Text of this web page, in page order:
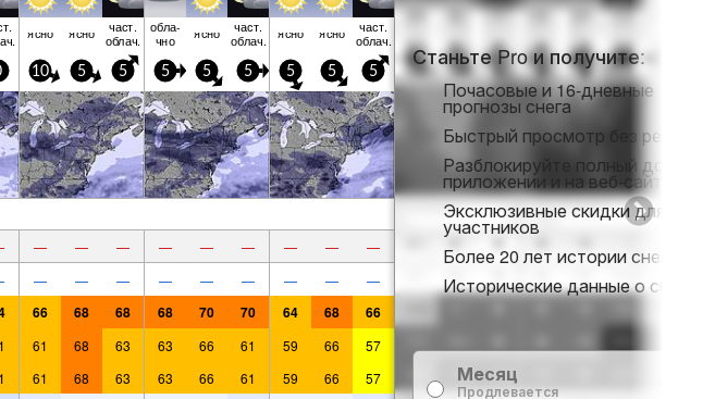
ясно ясно част.
облач.
обла­
чно ясно част.
облач. ясно ясно част.
облач.
10 5 5 5 5 5 5 5 5
— — — — — — — — —
— — — — — — — — —
66 68 68 68 70 70 64 68 66
61 68 63 63 66 61 59 66 57
61 68 63 63 66 61 59 66 57
Станьте Pro и получите:
Почасовые и 16-дневные
прогнозы снега
Быстрый просмотр без рекламы
Разблокируйте полный доступ
приложении и на веб-сайте
Эксклюзивные скидки для
участников
Более 20 лет истории снега
Исторические данные о снеге
Месяц
Продлевается